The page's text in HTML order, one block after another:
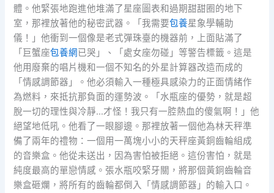
體。他緊張地跑進他堆滿了星座圖表和過期甜甜圈的地下
室，那裡放著他的秘密武器。「我需要包養星象學輔助
儀！」他衝到一個像是老式彈珠臺的機器前，上面貼滿了
「巨蟹座包養網已哭」、「處女座勿碰」等警告標籤。這是
他用廢棄的唱片機和一個不知名的外星計算器改造而成的
「情感調節器」。他必須輸入一種極具感染力的正面情緒作
為燃料，來抵抗那負面的運勢波。「水瓶座的優勢，就是超
脫一切的理性與冷靜…才怪！我只有一腔熱血的傻氣啊！」他
絕望地低吼。他看了一眼腳邊。那裡放著一個他為林天秤準
備了兩年的禮物：一個用一萬塊小小的天秤座黃銅齒輪組成
的音樂盒。他從未送出，因為害怕被拒絕。這份害怕，就是
純度最高的單戀情感。張水瓶咬緊牙關，將那個黃銅齒輪音
樂盒砸爛，將所有的齒輪都倒入「情感調節器」的輸入口。